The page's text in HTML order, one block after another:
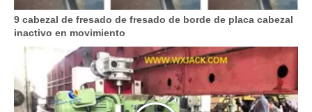
9 cabezal de fresado de fresado de borde de placa cabezal
inactivo en movimiento